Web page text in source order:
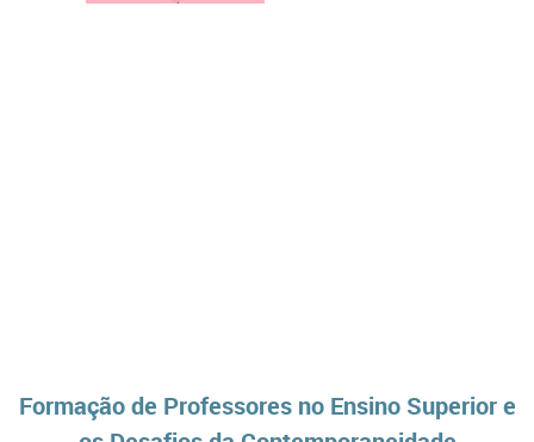
Formação de Professores no Ensino Superior e